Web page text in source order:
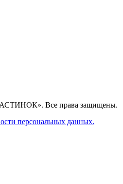
Все права защищены.
персональных данных.